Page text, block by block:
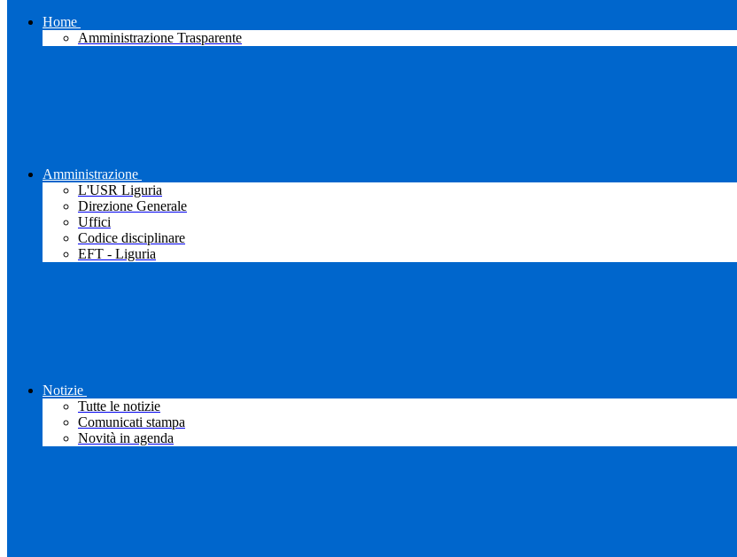
Home
Amministrazione Trasparente
Amministrazione
L'USR Liguria
Direzione Generale
Uffici
Codice disciplinare
EFT - Liguria
Notizie
Tutte le notizie
Comunicati stampa
Novità in agenda